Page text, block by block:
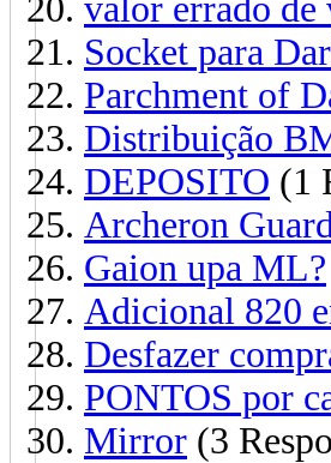
valor errado de
Socket para
Parchment of
Distribuição
DEPOSITO (1
Archeron
Gaion upa ML?
Adicional 820
Desfazer
PONTOS por
Mirror (3